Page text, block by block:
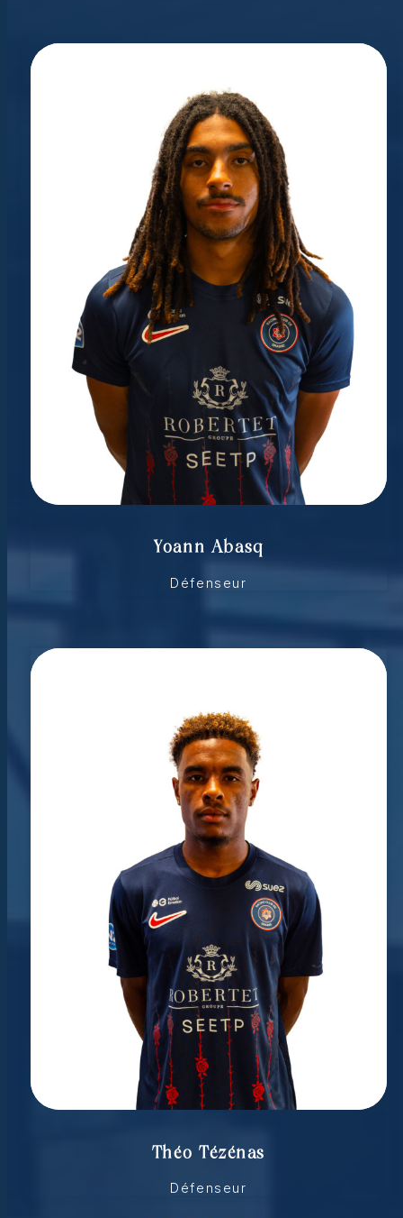
Yoann Abasq
Défenseur
Théo Tézénas
Défenseur